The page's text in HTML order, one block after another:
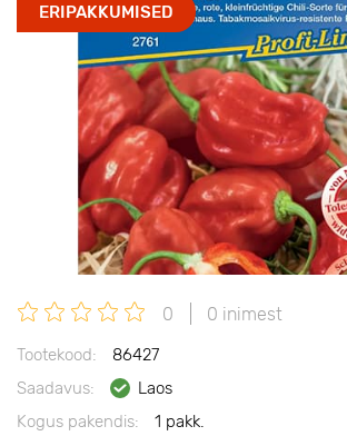
ERIPAKKUMISED
0 0 inimest
Tootekood:
86427
Saadavus:
Laos
Kogus pakendis:
1 pakk.